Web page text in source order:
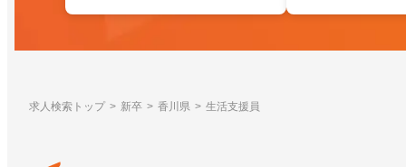
求人検索トップ 新卒 香川県 生活支援員